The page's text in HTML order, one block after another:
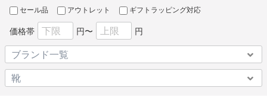
セール品 アウトレット ギフトラッピング対応
価格帯 円〜 円